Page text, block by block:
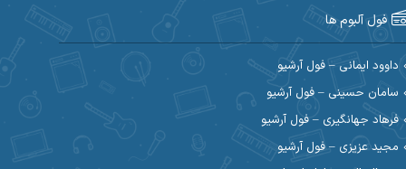
فول آلبوم ها
داوود ایمانی – فول آرشیو
سامان حسینی – فول آرشیو
فرهاد جهانگیری – فول آرشیو
مجید عزیزی – فول آرشیو